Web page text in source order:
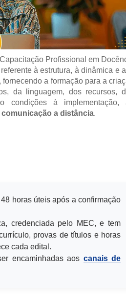
Profissional em
à estrutura, à dinâmica e
, fornecendo a formação para a
da linguagem, dos recursos,
condições à implementação,
a distância.
horas úteis após a confirmação
credenciada pelo MEC, e tem
provas de títulos e horas
cada edital.
encaminhadas aos canais de